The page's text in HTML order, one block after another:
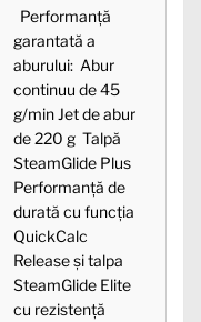
Performanţă
garantată a
aburului: Abur
continuu de 45
g/min Jet de abur
de 220 g Talpă
SteamGlide Plus
Performanţă de
durată cu funcţia
QuickCalc
Release şi talpa
SteamGlide Elite
cu rezistenţă